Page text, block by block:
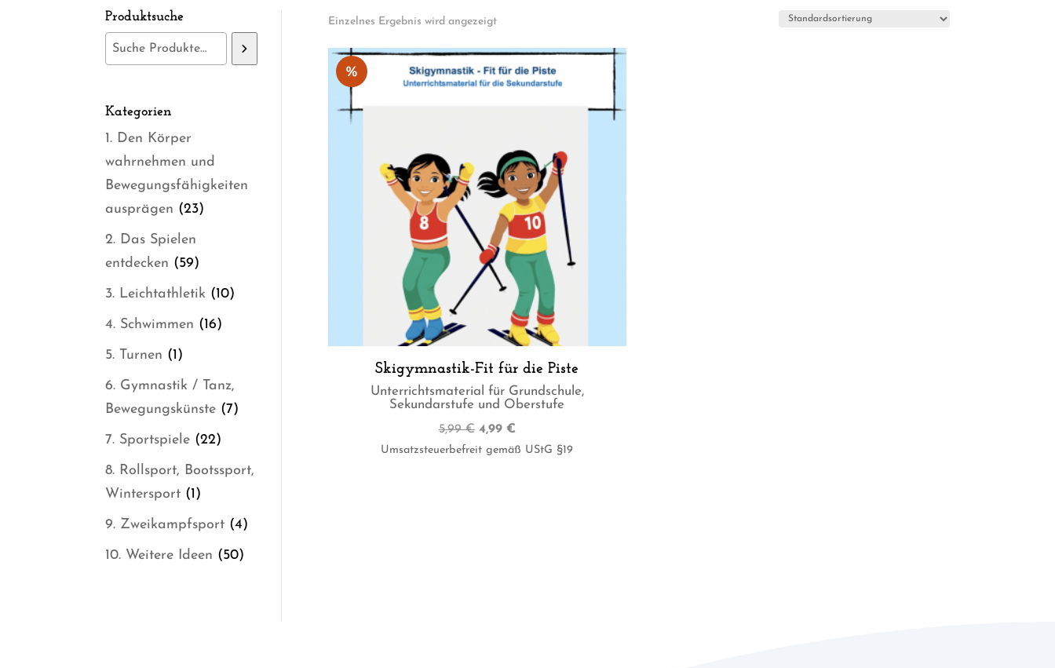
Produktsuche
Kategorien
1. Den Körper
wahrnehmen und
Bewegungsfähigkeiten
ausprägen
2323
2. Das Spielen
entdecken
5959
Produkte
3. Leichtathletik 1010
4. Schwimmen 1616
5. Turnen 11
Produkt
6. Gymnastik / Tanz,
Bewegungskünste
77
7. Sportspiele 2222
Produkte
8. Rollsport, Bootssport,
Wintersport
11
Produkt
9. Zweikampfsport 44
Produkte
10. Weitere Ideen 5050
Einzelnes Ergebnis wird angezeigt
%
Skigymnastik-Fit für die Piste
Unterrichtsmaterial für Grundschule,
Sekundarstufe und Oberstufe
5,99€ Ursprünglicher
Preis
4,99 €Aktueller
Preis
Umsatzsteuerbefreit gemäß UStG §19